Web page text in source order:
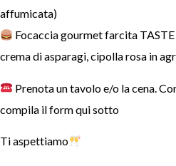
affumicata)
Focaccia gourmet farcita
crema di asparagi, cipolla rosa in
Prenota un tavolo e/o la cena.
compila il form qui sotto
Ti aspettiamo